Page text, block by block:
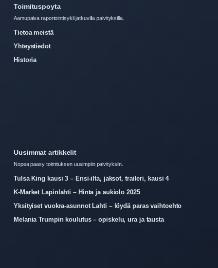
Toimituspoyta
Aamupaiva raportointisykli jatkuvilla paivityksilla.
Tietoa meistä
Yhteystiedot
Historia
Uusimmat artikkelit
Nopea paasy toimituksen uusimpiin paivityksiin.
Tulsa King kausi 3 – Ensi-ilta, jaksot, traileri, kausi 4
K-Market Lapinlahti – Hinta ja aukiolo 2025
Yksityiset vuokra-asunnot Lahti – löydä paras vaihtoehto
Melania Trumpin koulutus – opiskelu, ura ja tausta